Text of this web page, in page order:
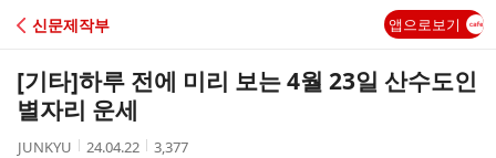
C
A
신문제작부 앱으로보기
[기타]하루 전에 미리 보는 4월 23일 산수도인
별자리 운세
작
JUNKYU
작
24.04.22
조
3,377